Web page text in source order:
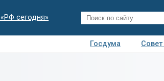
сегодня»
Госдума